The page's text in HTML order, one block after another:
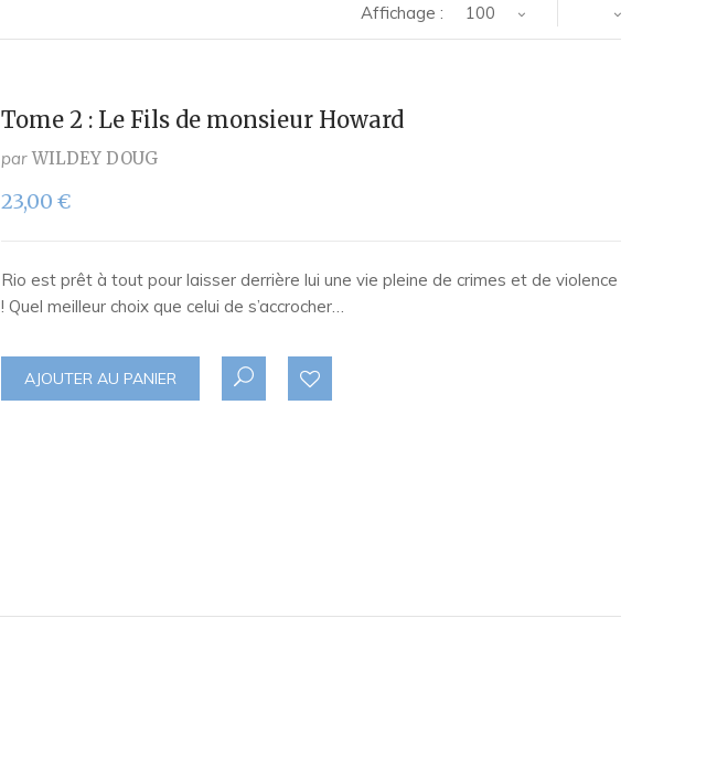
Affichage : 100
Tome 2 : Le Fils de monsieur Howard
par WILDEY DOUG
23,00€
Rio est prêt à tout pour laisser derrière lui une vie pleine de crimes et de violence
! Quel meilleur choix que celui de s’accrocher…
AJOUTER AU PANIER